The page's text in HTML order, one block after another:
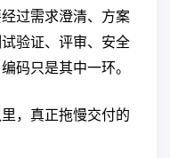
过需求澄清、方案
验证、评审、安全
码只是其中一环。
，真正拖慢交付的